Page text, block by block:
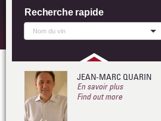
Recherche rapide
JEAN-MARC QUARIN
En savoir plus
Find out more